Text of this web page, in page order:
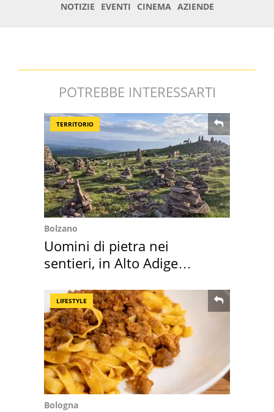
POTREBBE INTERESSARTI
TERRITORIO
Bolzano
Uomini di pietra nei
sentieri, in Alto Adige
LIFESTYLE
Bologna